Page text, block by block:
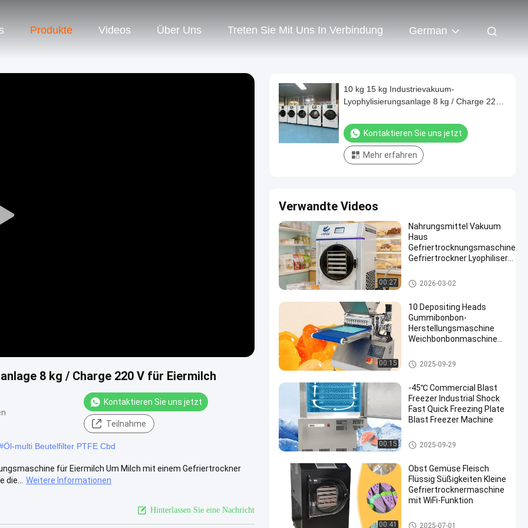
Produkte Videos Über Uns Treten Sie Mit Uns In Verbindung German
Play
8 kg / Charge 220 V für Eiermilch
Kontaktieren Sie uns jetzt
Teilnahme
Öl-multi Beutelfilter PTFE Cbd
für Eiermilch Um Milch mit einem Gefriertrockner
Weitere Informationen
Hinterlassen Sie eine Nachricht
10 kg 15 kg Industrievakuum-
Lyophylisierungsanlage 8 kg / Charge 220
Kontaktieren Sie uns jetzt
Mehr erfahren
Verwandte Videos
00:27
Nahrungsmittel Vakuum
Haus
Gefriertrocknungsmaschine
Gefriertrockner Lyophiliser
Vakuumfrost-Trockner
2026-03-02
00:15
10 Depositing Heads
Gummibonbon-
Herstellungsmaschine
Weichbonbonmaschine
Vakuumfrost-Trockner
2025-09-29
00:15
-45℃ Commercial Blast
Freezer Industrial Shock
Fast Quick Freezing Plate
Blast Freezer Machine
Vakuumfrost-Trockner
2025-09-29
00:41
Obst Gemüse Fleisch
Flüssig Süßigkeiten Kleine
Gefriertrocknermaschine
mit WiFi-Funktion
Vakuumfrost-Trockner
2025-07-01